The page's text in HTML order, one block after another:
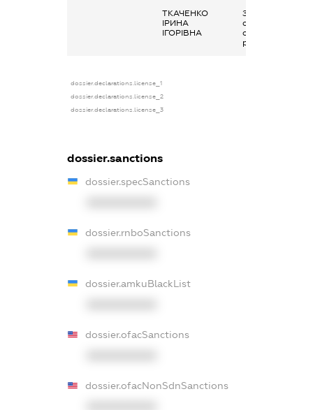
ТКАЧЕНКО
ІРИНА
ІГОРІВНА
Заробітна плата
отримана за
основним місцем
роботи
dossier.declarations.license_1
dossier.declarations.license_2
dossier.declarations.license_3
dossier.sanctions
dossier.specSanctions
dossier.rnboSanctions
dossier.amkuBlackList
dossier.ofacSanctions
dossier.ofacNonSdnSanctions